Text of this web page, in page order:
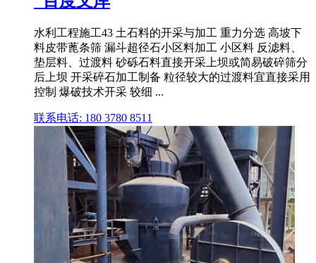
水利工程施工43 土石料的开采与加工 重力分选 高坡下
料皮带蓖条筛 漏斗超径石小区料加工 小区料 反滤料、
垫层料、过渡料 砂砾石料直接开采上坝或简易破碎筛分
后上坝 开采碎石加工制备 粒径较大的过渡料宜直接采用
控制 爆破技术开采 较细 ...
联系电话: 180 3780 8511